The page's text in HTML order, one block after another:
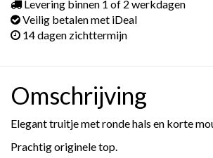
Levering binnen 1 of 2 werkdagen
Veilig betalen met iDeal
14 dagen zichttermijn
Omschrijving
Elegant truitje met ronde hals en korte
Prachtig originele top.